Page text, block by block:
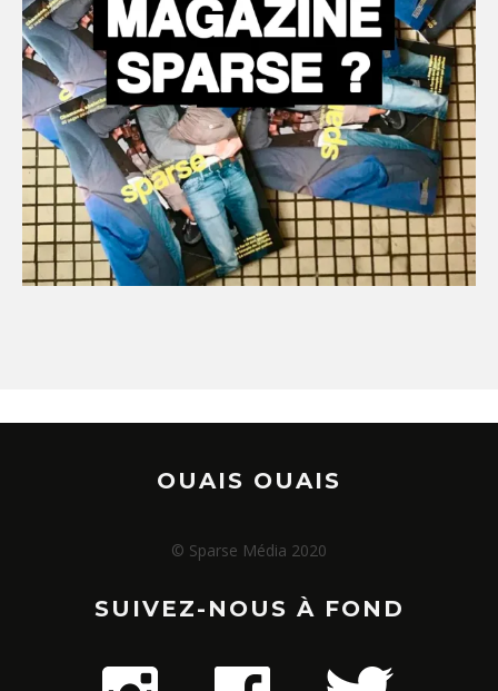
OUAIS OUAIS
© Sparse Média 2020
SUIVEZ-NOUS À FOND